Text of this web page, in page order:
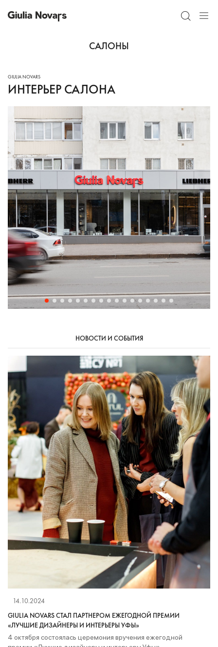
САЛОНЫ
ИНТЕРЬЕР САЛОНА
НОВОСТИ И СОБЫТИЯ
14.10.2024
GIULIA NOVARS СТАЛ ПАРТНЕРОМ ЕЖЕГОДНОЙ ПРЕМИИ
«ЛУЧШИЕ ДИЗАЙНЕРЫ И ИНТЕРЬЕРЫ УФЫ»
4 октября состоялась церемония вручения ежегодной